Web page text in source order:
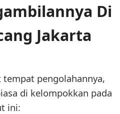
Di
Jakarta
pengolahannya,
di kelompokkan pada
ini: